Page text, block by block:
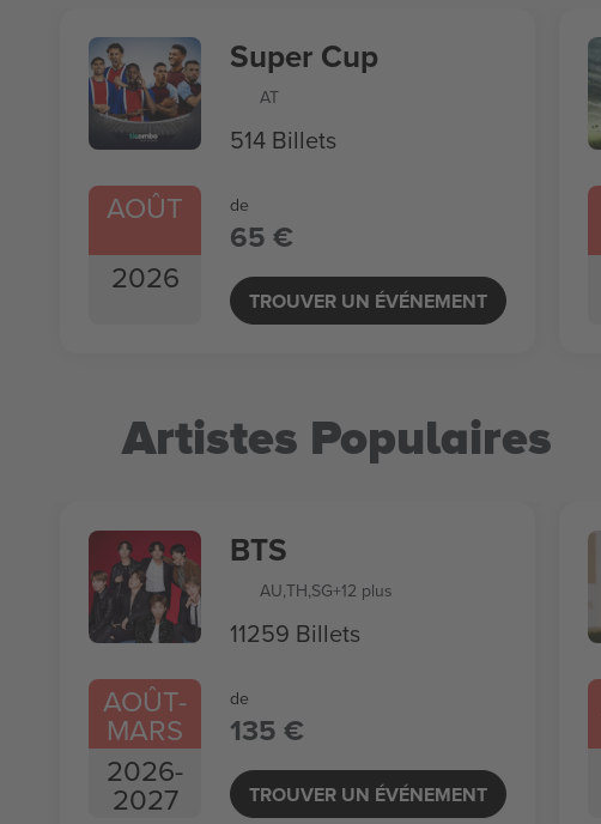
AOÛT
2026
Super Cup
AT
514 Billets
de
65 €
TROUVER UN ÉVÉNEMENT
Artistes Populaires
AOÛT-
MARS
2026-
2027
BTS
AU,TH,SG+12 plus
11259 Billets
de
135 €
TROUVER UN ÉVÉNEMENT